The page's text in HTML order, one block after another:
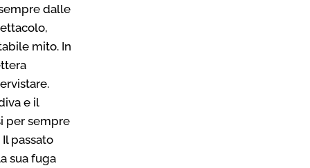
dalle
mito. In
e il
per sempre
passato
sua fuga